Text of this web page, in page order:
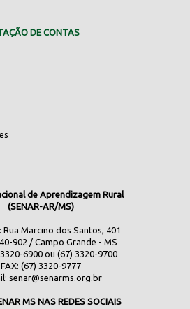
DE CONTAS
de Aprendizagem Rural
(SENAR-AR/MS)
Rua Marcino dos Santos, 401
902 / Campo Grande - MS
6900 ou (67) 3320-9700
FAX: (67) 3320-9777
senar@senarms.org.br
MS NAS REDES SOCIAIS